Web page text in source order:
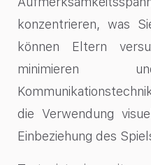
konzentrieren, was
können Eltern
minimieren
die Verwendung
Einbeziehung des